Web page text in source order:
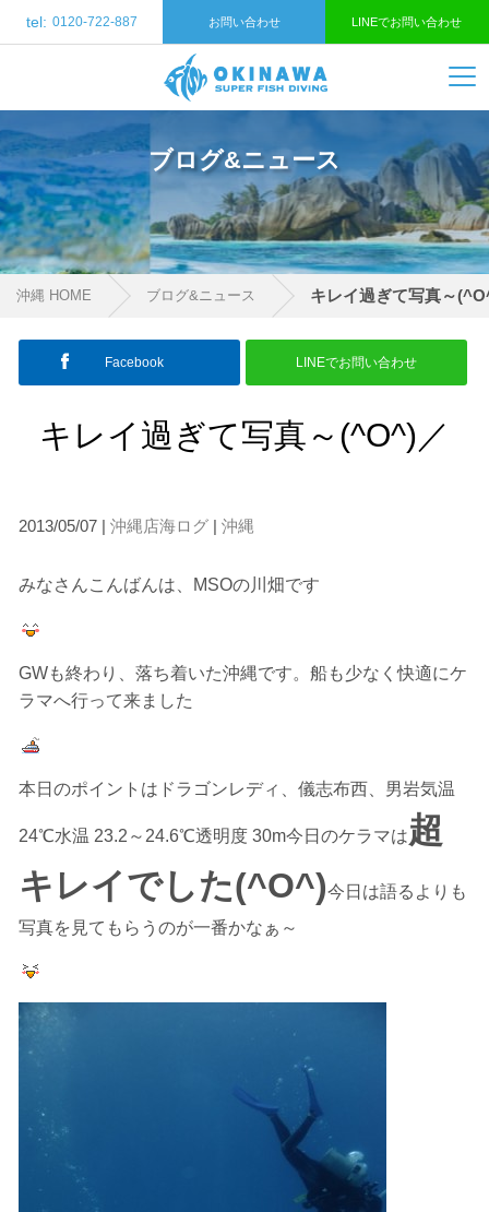
tel: 0120-722-887 お問い合わせ LINEでお問い合わせ
ブログ&ニュース
沖縄 HOME ブログ&ニュース キレイ過ぎて写真～
キレイ過ぎて写真～(^O^)／
2013/05/07 | 沖縄店海ログ| 沖縄
みなさんこんばんは、MSOの川畑です
GWも終わり、落ち着いた沖縄です。船も少なく快適にケ
ラマへ行って来ました
本日のポイントはドラゴンレディ、儀志布西、男岩気温
24℃水温 23.2～24.6℃透明度 30m今日のケラマは超
キレイでした(^O^)今日は語るよりも
写真を見てもらうのが一番かなぁ～
Facebook LINEでお問い合わせ
当ツアーの手順と注意点
1.スイム開始の判断
クジラを発見した場合は、その時のクジラの様子や海況
を確認し、ガイドがスイム開始可能と判断した場合にの
みエントリーを行います。
たとえクジラが近くを泳いでいても、状況によってはエ
ントリーを行わない場合があります。